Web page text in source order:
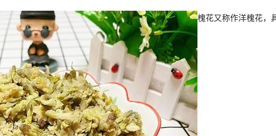
槐花又称作洋槐花，